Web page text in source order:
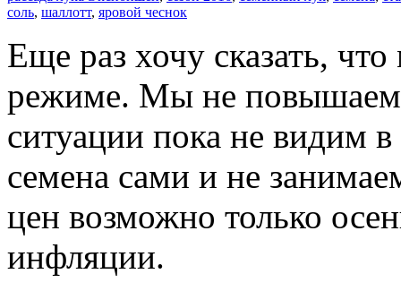
соль, шаллотт, яровой чеснок
Еще раз хочу сказать,
режиме. Мы не повышаем
ситуации пока не видим
семена сами и не
цен возможно только
инфляции.